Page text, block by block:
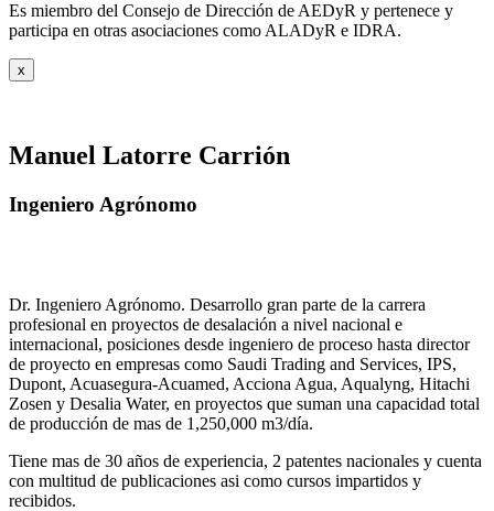
Es miembro del Consejo de Dirección de AEDyR y pertenece y
participa en otras asociaciones como ALADyR e IDRA.
x
Manuel Latorre Carrión
Ingeniero Agrónomo
Dr. Ingeniero Agrónomo. Desarrollo gran parte de la carrera
profesional en proyectos de desalación a nivel nacional e
internacional, posiciones desde ingeniero de proceso hasta director
de proyecto en empresas como Saudi Trading and Services, IPS,
Dupont, Acuasegura-Acuamed, Acciona Agua, Aqualyng, Hitachi
Zosen y Desalia Water, en proyectos que suman una capacidad total
de producción de mas de 1,250,000 m3/día.
Tiene mas de 30 años de experiencia, 2 patentes nacionales y cuenta
con multitud de publicaciones asi como cursos impartidos y
recibidos.